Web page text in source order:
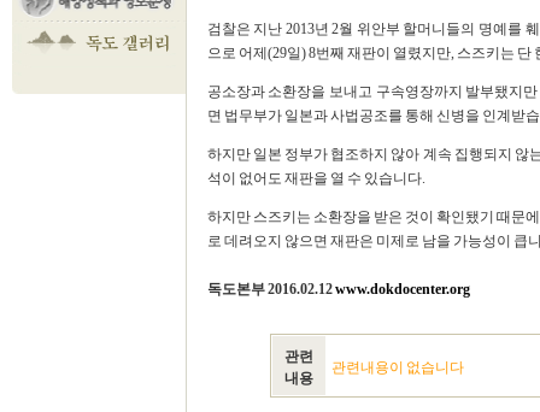
검찰은 지난 2013년 2월 위안부 할머니들의 명예를
으로 어제(29일) 8번째 재판이 열렸지만, 스즈키는 단
공소장과 소환장을 보내고 구속영장까지 발부됐지
면 법무부가 일본과 사법공조를 통해 신병을 인계받
하지만 일본 정부가 협조하지 않아 계속 집행되지 않
석이 없어도 재판을 열 수 있습니다.
하지만 스즈키는 소환장을 받은 것이 확인됐기 때문
로 데려오지 않으면 재판은 미제로 남을 가능성이 큽
독도본부 2016.02.12www.dokdocenter.org
관련
내용
관련내용이 없습니다